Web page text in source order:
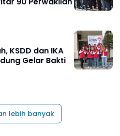
KSDD dan IKA
Gelar Bakti
lebih banyak